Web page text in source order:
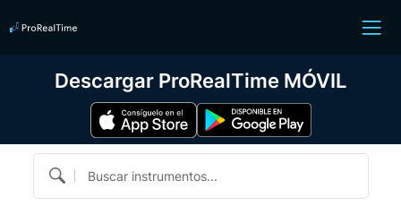
Buscar instrumentos...
Descargar ProRealTime MÓVIL